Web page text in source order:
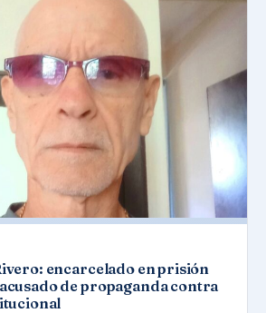
encarcelado en prisión
de propaganda contra